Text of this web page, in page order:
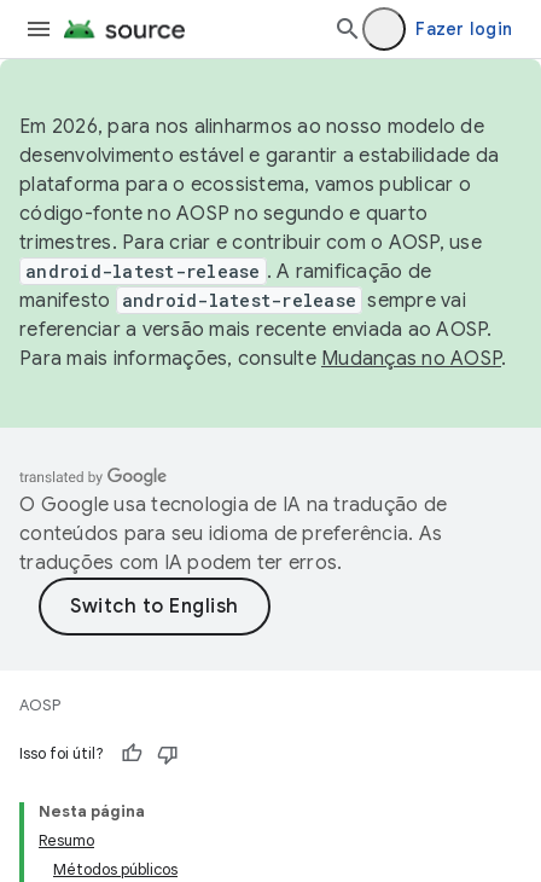
Fazer login
Em 2026, para nos alinharmos ao nosso modelo de
desenvolvimento estável e garantir a estabilidade da
plataforma para o ecossistema, vamos publicar o
código-fonte no AOSP no segundo e quarto
trimestres. Para criar e contribuir com o AOSP, use
android-latest-release . A ramificação de
manifesto
android-latest-release sempre vai
referenciar a versão mais recente enviada ao AOSP.
Para mais informações, consulte Mudanças no AOSP.
O Google usa tecnologia de IA na tradução de
conteúdos para seu idioma de preferência. As
traduções com IA podem ter erros.
AOSP
Isso foi útil?
Nesta página
Resumo
Métodos públicos